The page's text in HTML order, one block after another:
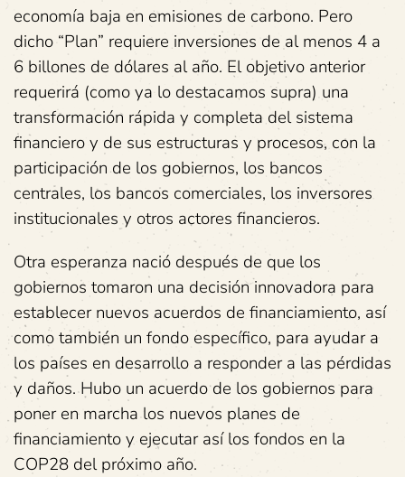
economía baja en emisiones de carbono. Pero
dicho “Plan” requiere inversiones de al menos 4 a
6 billones de dólares al año. El objetivo anterior
requerirá (como ya lo destacamos supra) una
transformación rápida y completa del sistema
financiero y de sus estructuras y procesos, con la
participación de los gobiernos, los bancos
centrales, los bancos comerciales, los inversores
institucionales y otros actores financieros.
Otra esperanza nació después de que los
gobiernos tomaron una decisión innovadora para
establecer nuevos acuerdos de financiamiento, así
como también un fondo específico, para ayudar a
los países en desarrollo a responder a las pérdidas
y daños. Hubo un acuerdo de los gobiernos para
poner en marcha los nuevos planes de
financiamiento y ejecutar así los fondos en la
COP28 del próximo año.